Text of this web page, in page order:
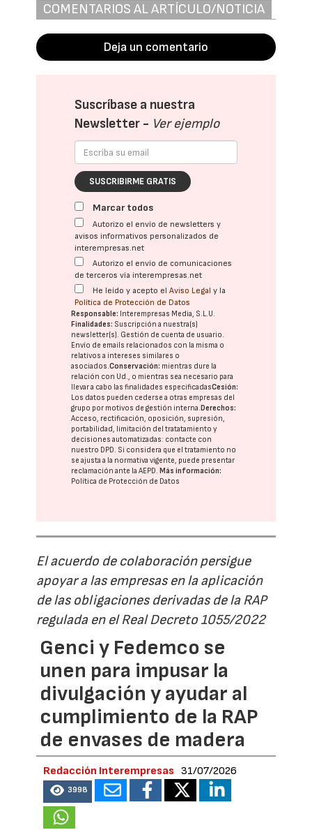
COMENTARIOS AL ARTÍCULO/NOTICIA
Deja un comentario
Suscríbase a nuestra
Newsletter - Ver ejemplo
SUSCRIBIRME GRATIS
Marcar todos
Autorizo el envío de newsletters y
avisos informativos personalizados de
interempresas.net
Autorizo el envío de comunicaciones
de terceros vía interempresas.net
He leído y acepto elAviso Legal y la
Política de Protección de Datos
Responsable: Interempresas Media, S.L.U.
Finalidades: Suscripción a nuestra(s)
newsletter(s). Gestión de cuenta de usuario.
Envío de emails relacionados con la misma o
relativos a intereses similares o
asociados.Conservación: mientras dure la
relación con Ud., o mientras sea necesario para
llevar a cabo las finalidades especificadasCesión:
Los datos pueden cederse a otras empresas del
grupo por motivos de gestión interna. Derechos:
Acceso, rectificación, oposición, supresión,
portabilidad, limitación del tratatamiento y
decisiones automatizadas: contacte con
nuestro DPD. Si considera que el tratamiento no
se ajusta a la normativa vigente, puede presentar
reclamación ante laAEPD. Más información:
Política de Protección de Datos
El acuerdo de colaboración persigue
apoyar a las empresas en la aplicación
de las obligaciones derivadas de la RAP
regulada en el Real Decreto 1055/2022
Genci y Fedemco se
unen para impusar la
divulgación y ayudar al
cumplimiento de la RAP
de envases de madera
Redacción Interempresas 31/07/2026
3998